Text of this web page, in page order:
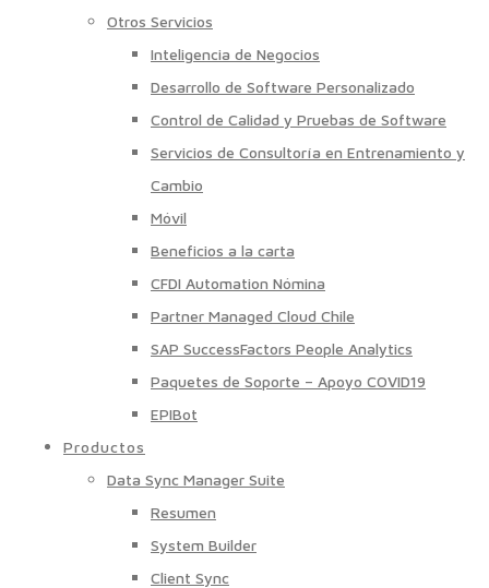
Otros Servicios
Inteligencia de Negocios
Desarrollo de Software Personalizado
Control de Calidad y Pruebas de Software
Servicios de Consultoría en Entrenamiento y
Cambio
Móvil
Beneficios a la carta
CFDI Automation Nómina
Partner Managed Cloud Chile
SAP SuccessFactors People Analytics
Paquetes de Soporte – Apoyo COVID19
EPIBot
Productos
Data Sync Manager Suite
Resumen
System Builder
Client Sync